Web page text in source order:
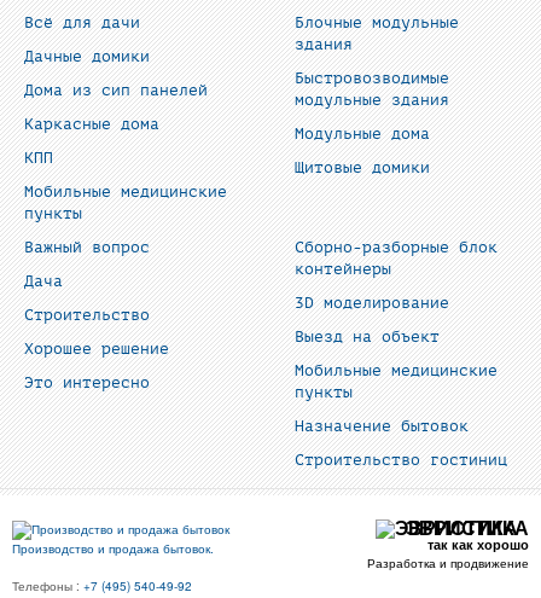
Всё для дачи
Дачные домики
Дома из сип панелей
Каркасные дома
КПП
Мобильные медицинские
пункты
Блочные модульные
здания
Быстровозводимые
модульные здания
Модульные дома
Щитовые домики
Важный вопрос
Дача
Строительство
Хорошее решение
Это интересно
Сборно-разборные блок
контейнеры
3D моделирование
Выезд на объект
Мобильные медицинские
пункты
Назначение бытовок
Строительство гостиниц
Производство и продажа бытовок.
ЭВРИСТИКА
так как хорошо
Разработка и продвижение
Телефоны : +7 (495) 540-49-92